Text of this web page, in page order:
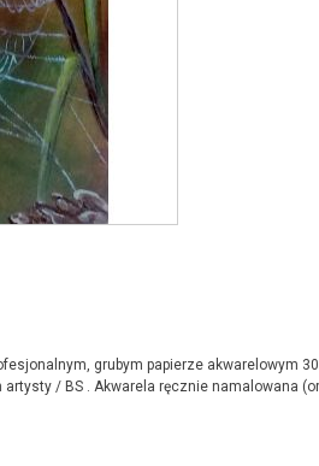
grubym papierze akwarelowym
/ BS . Akwarela ręcznie namalowana